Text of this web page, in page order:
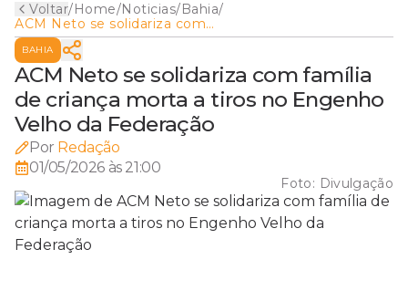
Voltar/Home/Noticias/Bahia/
ACM Neto se solidariza com
família de criança morta a
tiros no Engenho Velho da
Federação
BAHIA
ACM Neto se solidariza com família
de criança morta a tiros no Engenho
Velho da Federação
Por Redação
01/05/2026 às 21:00
Foto: Divulgação